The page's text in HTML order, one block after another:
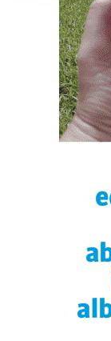
prozesatzen
teknologia
neurtzeko,
produktuak
erabiltzen
Bazkide
interes
bazkideen
duten interes
dezakezun
Lortu zure datu
buruzko
datuen
zure baimena